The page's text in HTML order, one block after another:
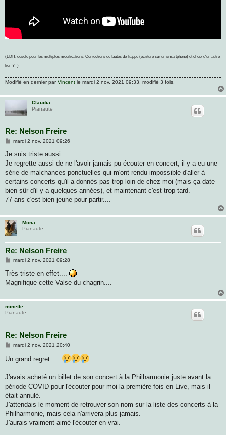
(EDIT: désolé pour les multiples modifications. Corrections de fautes de frappe (écriture sur un smartphone) et choix d'un autre
lien YT)
Modifié en dernier parVincent le mardi 2 nov. 2021 09:33, modifié 3 fois.
Claudia
Pianaute
Re: Nelson Freire
M
s
a
g
mardi 2 nov. 2021 09:26
Je suis triste aussi.
Je regrette aussi de ne l'avoir jamais pu écouter en concert, il y a eu une
série de malchances ponctuelles qui m'ont rendu impossible d'aller à
certains concerts qu'il a donnés pas trop loin de chez moi (mais ça date
bien sûr d'il y a quelques années), et maintenant c'est trop tard.
77 ans c'est bien jeune pour partir....
Mona
Pianaute
Re: Nelson Freire
M
s
a
mardi 2 nov. 2021 09:28
Très triste en effet....
Magnifique cette Valse du chagrin....
minette
Pianaute
Re: Nelson Freire
M
s
e
mardi 2 nov. 2021 20:40
Un grand regret.....
J'avais acheté un billet de son concert à la Philharmonie juste avant la
période COVID pour l'écouter pour moi la première fois en Live, mais il
était annulé.
J'attendais le moment de retrouver son nom sur la liste des concerts à la
Philharmonie, mais cela n'arrivera plus jamais.
J'aurais vraiment aimé l'écouter en vrai.